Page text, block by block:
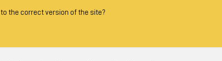
the correct version of the site?